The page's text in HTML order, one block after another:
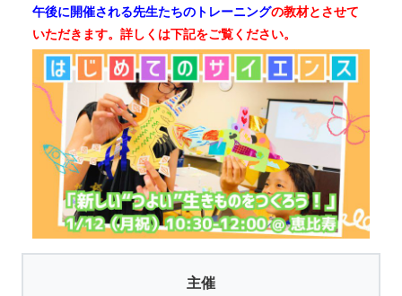
午後に開催される先生たちのトレーニングの教材とさせて
いただきます。詳しくは下記をご覧ください。
主催